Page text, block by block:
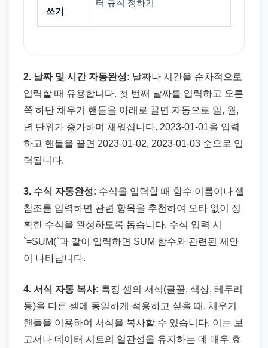
쓰기
터 규칙 정하기
2. 날짜 및 시간 자동완성: 날짜나 시간을 순차적으로
입력할 때 유용합니다. 첫 번째 날짜를 입력하고 오른
쪽 하단 채우기 핸들을 아래로 끌면 자동으로 일, 월,
년 단위가 증가하며 채워집니다. 2023-01-01을 입력
하고 핸들을 끌면 2023-01-02, 2023-01-03 순으로 입
력됩니다.
3. 수식 자동완성: 수식을 입력할 때 함수 이름이나 셀
참조를 입력하면 관련 항목을 추천하여 오타 없이 정
확한 수식을 완성하도록 돕습니다. 수식 입력 시
`=SUM(`과 같이 입력하면 SUM 함수와 관련된 제안
이 나타납니다.
4. 서식 자동 복사: 특정 셀의 서식(글꼴, 색상, 테두리
등)을 다른 셀에 동일하게 적용하고 싶을 때, 채우기
핸들을 이용하여 서식을 복사할 수 있습니다. 이는 보
고서나 데이터 시트의 일관성을 유지하는 데 매우 효